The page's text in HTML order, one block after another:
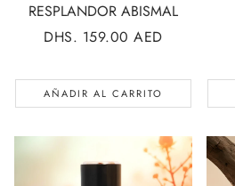
RESPLANDOR ABISMAL
PRECIO
DHS. 159.00 AED
AÑADIR AL CARRITO